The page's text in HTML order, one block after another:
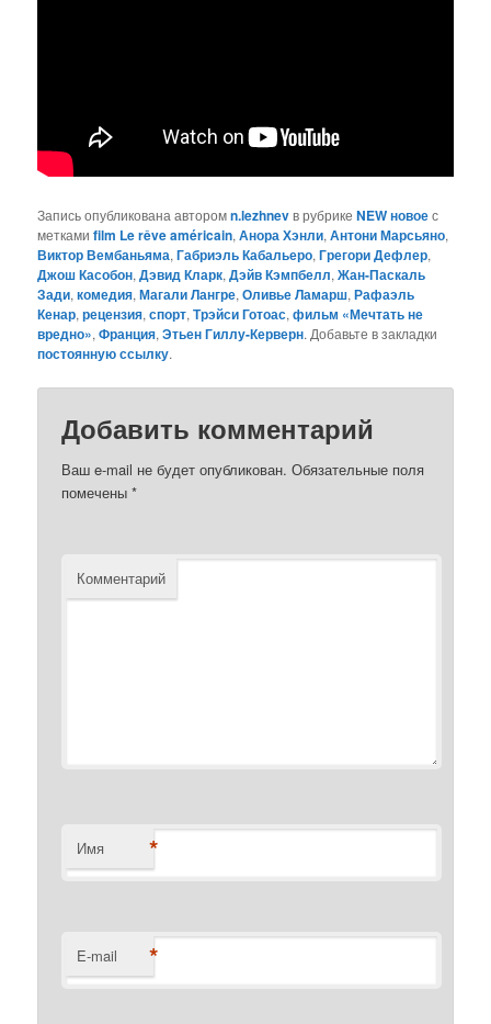
Запись опубликована авторомn.lezhnevв рубрикеNEW новоес
меткамиfilm Le rêve américain,Анора Хэнли,Антони Марсьяно,
Виктор Вембаньяма,Габриэль Кабальеро,Грегори Дефлер,
Джош Касобон,Дэвид Кларк,Дэйв Кэмпбелл,Жан-Паскаль
Зади,комедия,Магали Лангре,Оливье Ламарш,Рафаэль
Кенар,рецензия,спорт,Трэйси Готоас,фильм «Мечтать не
вредно»,Франция,Этьен Гиллу-Керверн. Добавьте в закладки
постоянную ссылку.
Добавить комментарий
Ваш e-mail не будет опубликован. Обязательные поля
помечены*
Комментарий
Имя *
E-mail *